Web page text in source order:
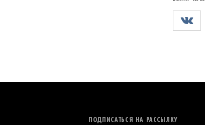
ПОДПИСАТЬСЯ НА РАССЫЛКУ